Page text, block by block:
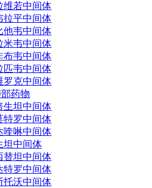
维若中间体
拉平中间体
他韦中间体
米韦中间体
布韦中间体
匹韦中间体
罗克中间体
药物
生坦中间体
特罗中间体
喹啉中间体
坦中间体
替坦中间体
特罗中间体
托沃中间体